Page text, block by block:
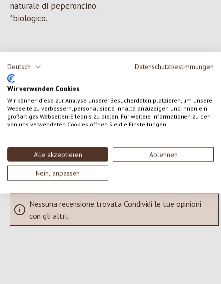
Deutsch Datenschutzbestimmungen
Wir verwenden Cookies
Wir können diese zur Analyse unserer Besucherdaten platzieren, um unsere
Webseite zu verbessern, personalisierte Inhalte anzuzeigen und Ihnen ein
großartiges Webseiten-Erlebnis zu bieten. Für weitere Informationen zu den
von uns verwendeten Cookies öffnen Sie die Einstellungen.
Alle akzeptieren Ablehnen
Nein, anpassen
naturale di peperoncino.
*biologico.
Valutazione media di 0 su 5 stelle
Formula una valutazione!
Condividi le tue esperienze con il prodotto con altri clienti.
Visualizza le valutazioni solo nella lingua corrente.
Nessuna recensione trovata Condividi le tue opinioni
con gli altri.